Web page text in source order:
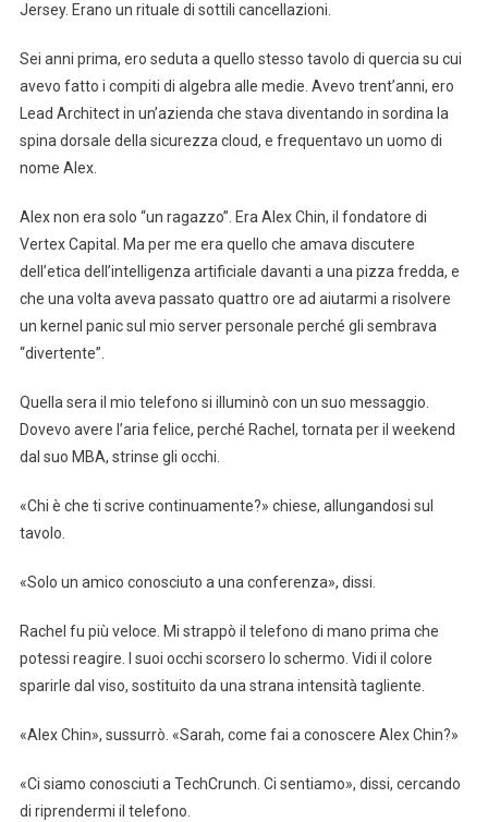
Jersey. Erano un rituale di sottili cancellazioni.
Sei anni prima, ero seduta a quello stesso tavolo di quercia su cui
avevo fatto i compiti di algebra alle medie. Avevo trent’anni, ero
Lead Architect in un’azienda che stava diventando in sordina la
spina dorsale della sicurezza cloud, e frequentavo un uomo di
nome Alex.
Alex non era solo “un ragazzo”. Era Alex Chin, il fondatore di
Vertex Capital. Ma per me era quello che amava discutere
dell’etica dell’intelligenza artificiale davanti a una pizza fredda, e
che una volta aveva passato quattro ore ad aiutarmi a risolvere
un kernel panic sul mio server personale perché gli sembrava
“divertente”.
Quella sera il mio telefono si illuminò con un suo messaggio.
Dovevo avere l’aria felice, perché Rachel, tornata per il weekend
dal suo MBA, strinse gli occhi.
«Chi è che ti scrive continuamente?» chiese, allungandosi sul
tavolo.
«Solo un amico conosciuto a una conferenza», dissi.
Rachel fu più veloce. Mi strappò il telefono di mano prima che
potessi reagire. I suoi occhi scorsero lo schermo. Vidi il colore
sparirle dal viso, sostituito da una strana intensità tagliente.
«Alex Chin», sussurrò. «Sarah, come fai a conoscere Alex Chin?»
«Ci siamo conosciuti a TechCrunch. Ci sentiamo», dissi, cercando
di riprendermi il telefono.